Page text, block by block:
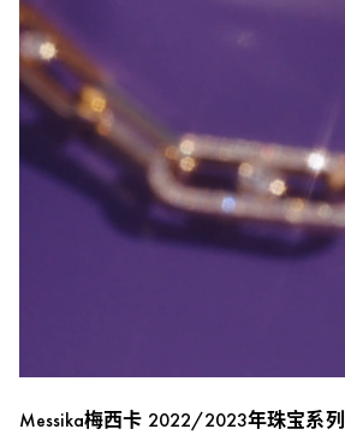
Messika梅西卡 2022/2023年珠宝系